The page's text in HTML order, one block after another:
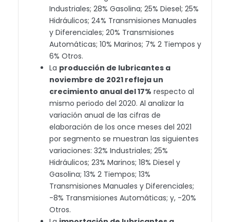
Industriales; 28% Gasolina; 25% Diesel; 25%
Hidráulicos; 24% Transmisiones Manuales
y Diferenciales; 20% Transmisiones
Automáticas; 10% Marinos; 7% 2 Tiempos y
6% Otros.
La producción de lubricantes a
noviembre de 2021 refleja un
crecimiento anual del 17% respecto al
mismo periodo del 2020. Al analizar la
variación anual de las cifras de
elaboración de los once meses del 2021
por segmento se muestran las siguientes
variaciones: 32% Industriales; 25%
Hidráulicos; 23% Marinos; 18% Diesel y
Gasolina; 13% 2 Tiempos; 13%
Transmisiones Manuales y Diferenciales;
-8% Transmisiones Automáticas; y, -20%
Otros.